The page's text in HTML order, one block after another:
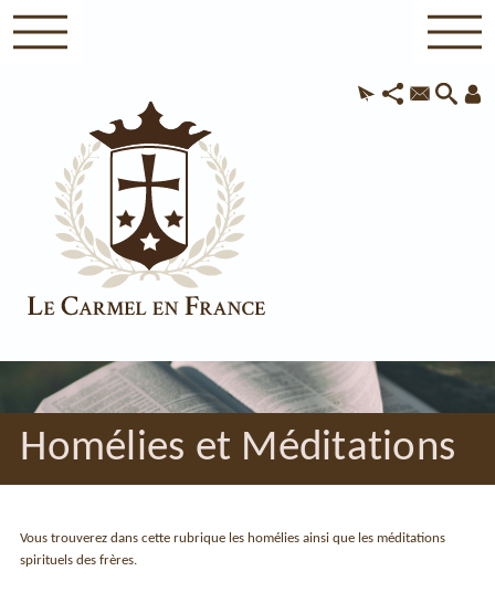
Homélies et Méditations
Vous trouverez dans cette rubrique les homélies ainsi que les méditations
spirituels des frères.